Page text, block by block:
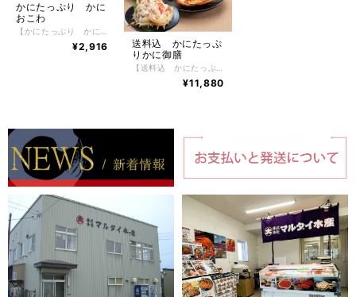
かにたっぷり かに
おこわ
¥2,916
送料込 かにたっぷ
りかに御膳
¥11,880